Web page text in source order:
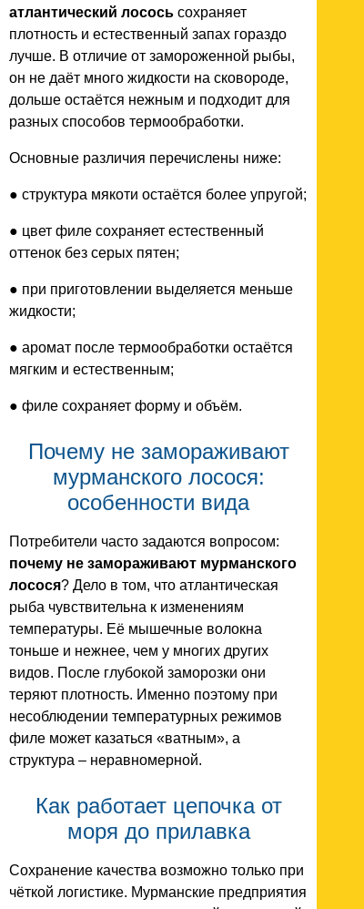
атлантический лосось сохраняет
плотность и естественный запах гораздо
лучше. В отличие от замороженной рыбы,
он не даёт много жидкости на сковороде,
дольше остаётся нежным и подходит для
разных способов термообработки.
Основные различия перечислены ниже:
● структура мякоти остаётся более упругой;
● цвет филе сохраняет естественный
оттенок без серых пятен;
● при приготовлении выделяется меньше
жидкости;
● аромат после термообработки остаётся
мягким и естественным;
● филе сохраняет форму и объём.
Почему не замораживают
мурманского лосося:
особенности вида
Потребители часто задаются вопросом:
почему не замораживают мурманского
лосося? Дело в том, что атлантическая
рыба чувствительна к изменениям
температуры. Её мышечные волокна
тоньше и нежнее, чем у многих других
видов. После глубокой заморозки они
теряют плотность. Именно поэтому при
несоблюдении температурных режимов
филе может казаться «ватным», а
структура – неравномерной.
Как работает цепочка от
моря до прилавка
Сохранение качества возможно только при
чёткой логистике. Мурманские предприятия